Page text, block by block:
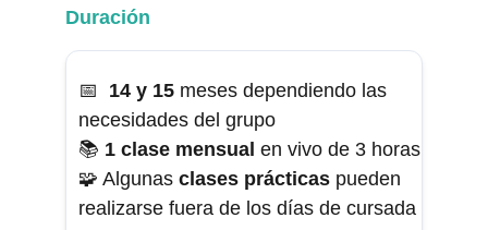
Duración
📅 14 y 15 meses dependiendo las
necesidades del grupo
📚 1 clase mensual en vivo de 3 horas
🧩 Algunas clases prácticas pueden
realizarse fuera de los días de cursada